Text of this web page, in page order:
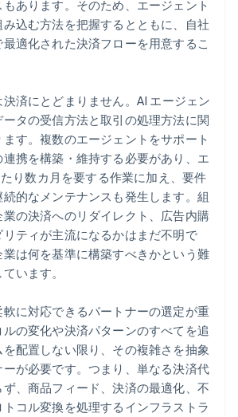
あります。そのため、エージェント
込む方法を把握するとともに、自社
適化された決済フローを用意するこ
済にとどまりません。AI エージェン
ータの受信方法と取引の処理方法に関
す。複数のエージェントをサポート
携を構築・維持する必要があり、エ
り数カ月を要する作業に加え、要件
的なメンテナンスも発生します。組
の決済へのリダイレクト、広告内購
ティが主流になるかはまだ不明で
は何を基準に構築すべきかという難
います。
に対応できるパートナーの選定が重
の変化や決済パターンのすべてを追
配置しない限り、その複雑さを抽象
が必要です。つまり、単なる決済代
、商品フィード、決済の最適化、不
コル変換を処理するインフラストラ